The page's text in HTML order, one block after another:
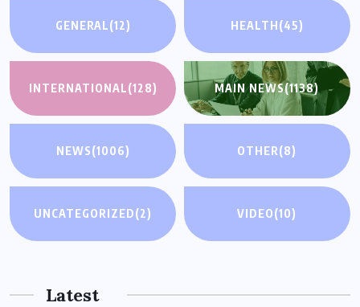
GENERAL(12) HEALTH(45)
INTERNATIONAL(128) MAIN NEWS(1138)
NEWS(1006) OTHER(8)
UNCATEGORIZED(2) VIDEO(10)
Latest